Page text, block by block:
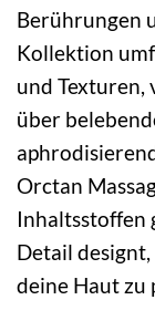
Berührungen
Kollektion
und Texturen,
über
Orctan
Inhaltsstoffen
Detail
deine Haut zu